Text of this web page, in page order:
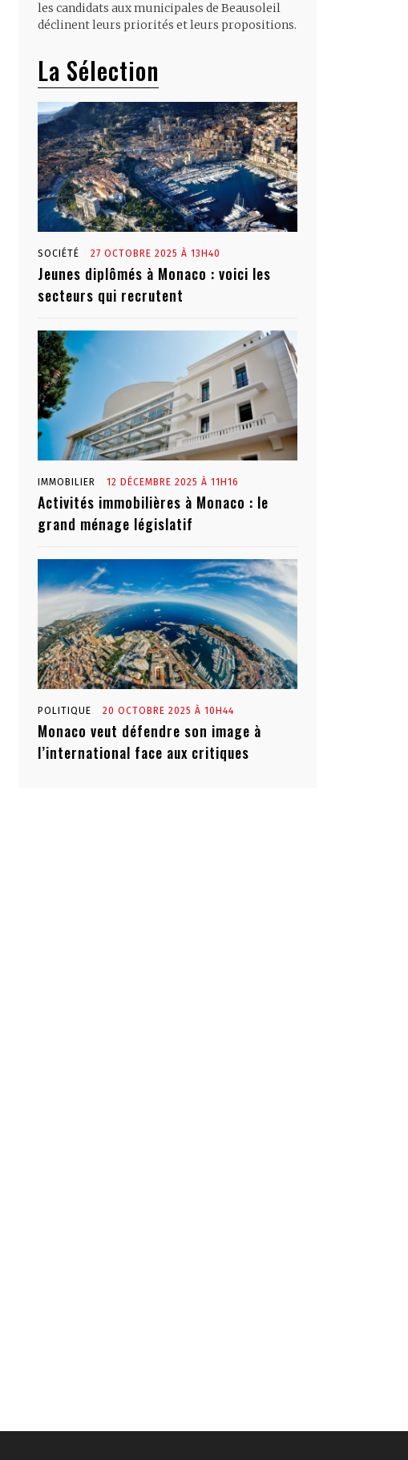
les candidats aux municipales de Beausoleil
déclinent leurs priorités et leurs propositions.
La Sélection
SOCIÉTÉ 27 OCTOBRE 2025 À 13H40
Jeunes diplômés à Monaco : voici les
secteurs qui recrutent
IMMOBILIER 12 DÉCEMBRE 2025 À 11H16
Activités immobilières à Monaco : le
grand ménage législatif
POLITIQUE 20 OCTOBRE 2025 À 10H44
Monaco veut défendre son image à
l’international face aux critiques